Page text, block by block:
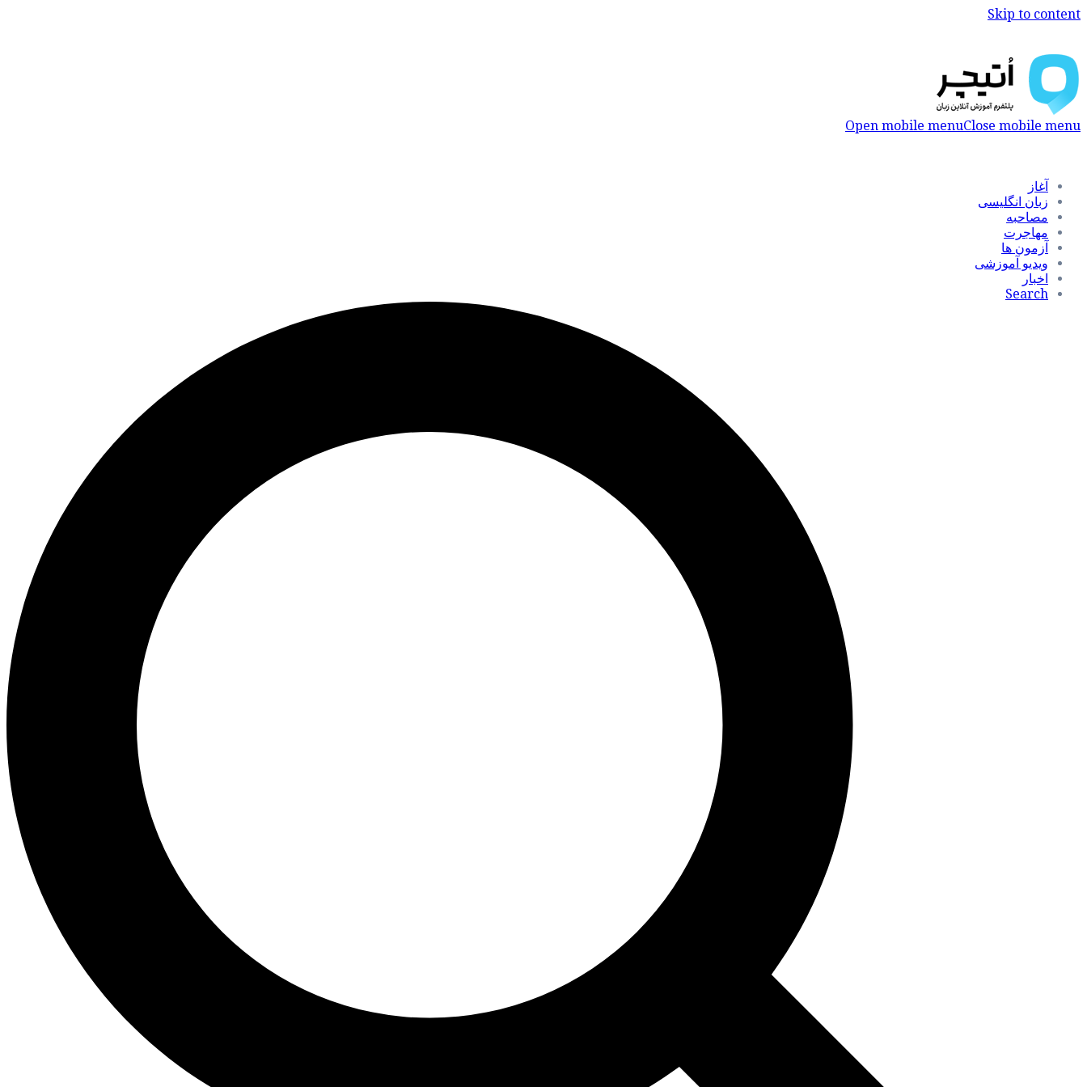
Skip to content
Open mobile menuClose mobile menu
آغاز
زبان انگلیسی
مصاحبه
مهاجرت
آزمون ها
ویدیو آموزشی
اخبار
Search